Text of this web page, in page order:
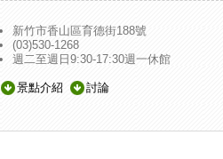
新竹市香山區育德街188號
(03)530-1268
週二至週日9:30-17:30週一休館
景點介紹 討論